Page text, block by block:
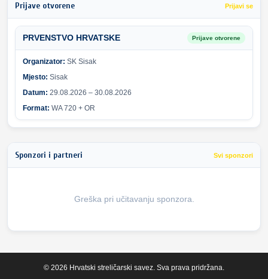
Prijave otvorene Prijavi se
PRVENSTVO HRVATSKE Prijave otvorene
Organizator: SK Sisak
Mjesto: Sisak
Datum: 29.08.2026 – 30.08.2026
Format: WA 720 + OR
Sponzori i partneri Svi sponzori
Greška pri učitavanju sponzora.
© 2026 Hrvatski streličarski savez. Sva prava pridržana.